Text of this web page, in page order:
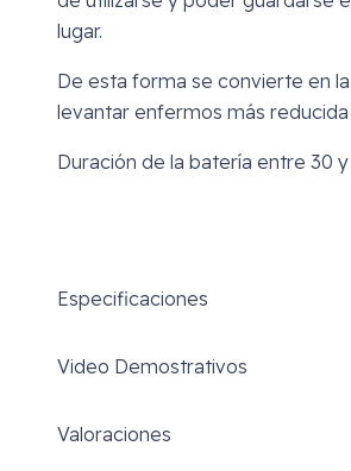
lugar.
De esta forma se convierte en
levantar enfermos más
Duración de la batería entre 30 y
Especificaciones
Video Demostrativos
Valoraciones